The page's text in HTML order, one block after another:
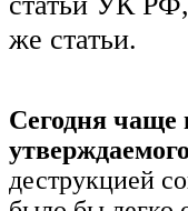
же статьи.
Сегодня чаще
деструкцией